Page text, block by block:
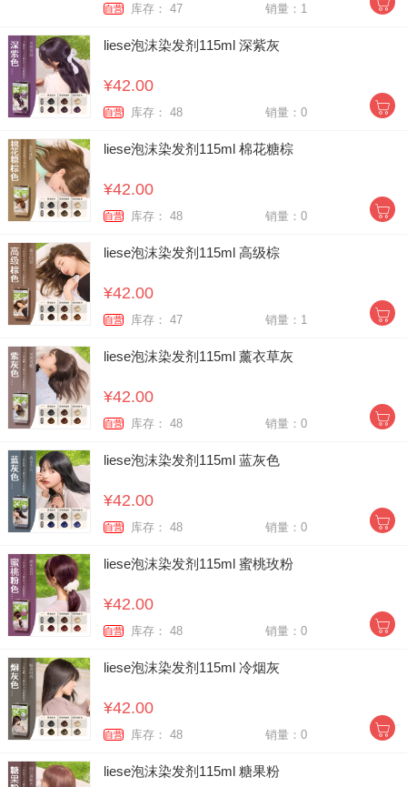
自营 库存： 47 销量：1
liese泡沫染发剂115ml 深紫灰
¥42.00
自营 库存： 48 销量：0
liese泡沫染发剂115ml 棉花糖棕
¥42.00
自营 库存： 48 销量：0
liese泡沫染发剂115ml 高级棕
¥42.00
自营 库存： 47 销量：1
liese泡沫染发剂115ml 薰衣草灰
¥42.00
自营 库存： 48 销量：0
liese泡沫染发剂115ml 蓝灰色
¥42.00
自营 库存： 48 销量：0
liese泡沫染发剂115ml 蜜桃玫粉
¥42.00
自营 库存： 48 销量：0
liese泡沫染发剂115ml 冷烟灰
¥42.00
自营 库存： 48 销量：0
liese泡沫染发剂115ml 糖果粉